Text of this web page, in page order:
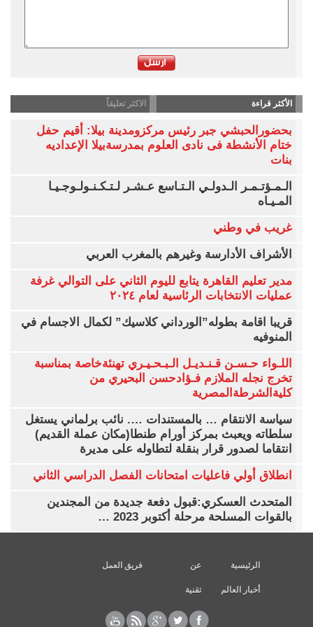
الأكثر قراءة الاكثر تعليقاً
بحضورالحبشي جبر رئيس مركزومدينة بيلا: أقيم حفل
ختام الأنشطة فى نادى العلوم بمدرسةبيلا الإعداديه
بنات
الـمـؤتـمـر الـدولـي الـتـاسع عـشـر لـتـكـنـولـوجـيـا
المـيـاه
غريب في وطني
الأشراف الأدارسة وغيرهم بالمغرب العربي
مدير تعليم القاهرة يتابع لليوم الثاني على التوالي غرفة
عمليات الانتخابات الرئاسية لعام ٢٠٢٤
قريبا اقامة بطوله”الورداني كلاسيك” لكمال الاجسام في
المنوفيه
اللـواء حـسـن قـنـديـل الـبـحـيـري تهنئةخاصة بمناسبة
تخرج نجله الملازم فـؤادحسن البحيري من
كليةالشرطةالمصرية
سياسة الانتقام … بالمستندات …. نائب برلماني يستغل
سلطاته ويعبث بمركز أورام طنطا(مكان عملة القديم)
انتقاما لصدور قرار بنقلة لتطاوله على مديرة
انطلاق أولي فاعليات امتحانات الفصل الدراسي الثاني
المتحدث العسكري:قبول دفعة جديدة من المجندين
بالقوات المسلحة مرحلة أكتوبر 2023 …
الرئيسية عن فريق العمل
أخبار العالم تقنية